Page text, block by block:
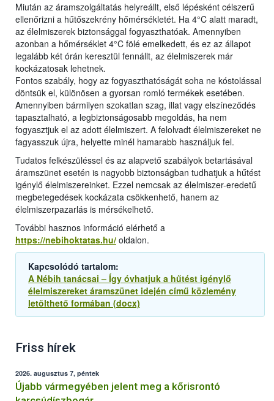
Miután az áramszolgáltatás helyreállt, első lépésként célszerű
ellenőrizni a hűtőszekrény hőmérsékletét. Ha 4°C alatt maradt,
az élelmiszerek biztonsággal fogyaszthatóak. Amennyiben
azonban a hőmérséklet 4°C fölé emelkedett, és ez az állapot
legalább két órán keresztül fennállt, az élelmiszerek már
kockázatosak lehetnek.
Fontos szabály, hogy az fogyaszthatóságát soha ne kóstolással
döntsük el, különösen a gyorsan romló termékek esetében.
Amennyiben bármilyen szokatlan szag, illat vagy elszíneződés
tapasztalható, a legbiztonságosabb megoldás, ha nem
fogyasztjuk el az adott élelmiszert. A felolvadt élelmiszereket ne
fagyasszuk újra, helyette minél hamarabb használjuk fel.
Tudatos felkészüléssel és az alapvető szabályok betartásával
áramszünet esetén is nagyobb biztonságban tudhatjuk a hűtést
igénylő élelmiszereinket. Ezzel nemcsak az élelmiszer-eredetű
megbetegedések kockázata csökkenhető, hanem az
élelmiszerpazarlás is mérsékelhető.
További hasznos információ elérhető a
https://nebihoktatas.hu/ oldalon.
Kapcsolódó tartalom:
A Nébih tanácsai – Így óvhatjuk a hűtést igénylő
élelmiszereket áramszünet idején című közlemény
letölthető formában (docx)
Friss hírek
2026. augusztus 7, péntek
Újabb vármegyében jelent meg a kőrisrontó